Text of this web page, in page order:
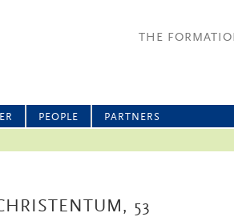
THE
PEOPLE PARTNERS
53